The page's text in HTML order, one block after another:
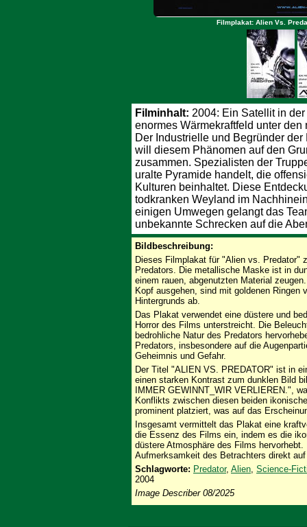
Filmplakat: Alien Vs.
Filminhalt: 2004: Ein Satellit in
enormes Wärmekraftfeld unter
Der Industrielle und Begründer
will diesem Phänomen auf den
zusammen. Spezialisten der
uralte Pyramide handelt, die
Kulturen beinhaltet. Diese
todkranken Weyland im
einigen Umwegen gelangt das
unbekannte Schrecken auf die
Bildbeschreibung:
Dieses Filmplakat für "Alien vs. Predator"
Predators. Die metallische Maske ist in
einem rauen, abgenutzten Material
Kopf ausgehen, sind mit goldenen
Hintergrunds ab.
Das Plakat verwendet eine düstere und
Horror des Films unterstreicht. Die
bedrohliche Natur des Predators
Predators, insbesondere auf die
Geheimnis und Gefahr.
Der Titel "ALIEN VS. PREDATOR" ist in
einen starken Kontrast zum dunklen Bild
IMMER GEWINNT_WIR VERLIEREN.",
Konflikts zwischen diesen beiden
prominent platziert, was auf das
Insgesamt vermittelt das Plakat eine
die Essenz des Films ein, indem es die
düstere Atmosphäre des Films
Aufmerksamkeit des Betrachters direkt
Schlagworte: Predator, Alien, Science-
2004
Image Describer 08/2025